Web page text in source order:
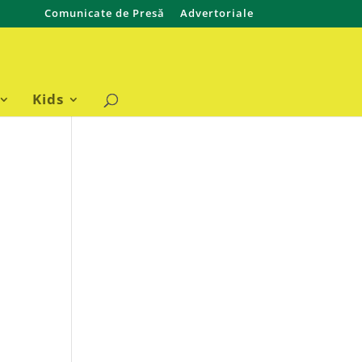
Comunicate de Presă Advertoriale
Kids